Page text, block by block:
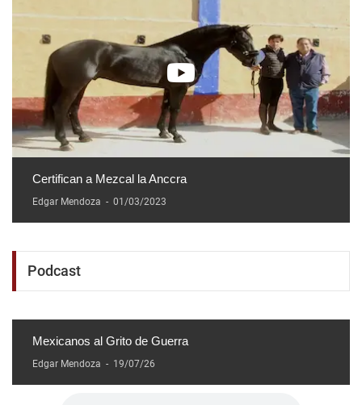
Certifican a Mezcal la Anccra
Edgar Mendoza - 01/03/2023
Podcast
Mexicanos al Grito de Guerra
Edgar Mendoza - 19/07/26